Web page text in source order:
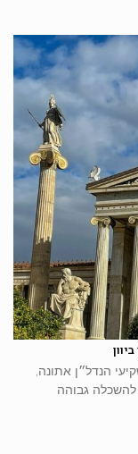
הנדל״ן אתונה,
להשכלה גבוהה